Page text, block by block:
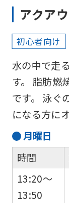
アクア
初心者向け
水の中で走
す。 脂肪燃
です。 泳ぐ
になる方に
月曜日
時間
13:20～
13:50